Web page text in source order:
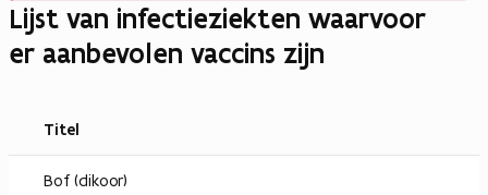
Lijst van infectieziekten waarvoor
er aanbevolen vaccins zijn
Titel
Bof (dikoor)